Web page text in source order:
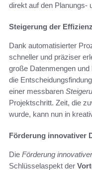
direkt auf den Planungs-
Steigerung der
Dank automatisierter
schneller und präziser
große Datenmengen
die
einer messbaren
Projektschritt. Zeit, die
wurde, kann nun in
Förderung innovativer
Die Förderung
Schlüsselaspekt der